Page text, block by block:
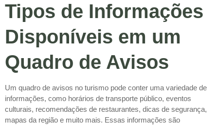
Tipos de Informações
Disponíveis em um
Quadro de Avisos
Um quadro de avisos no turismo pode conter uma variedade de
informações, como horários de transporte público, eventos
culturais, recomendações de restaurantes, dicas de segurança,
mapas da região e muito mais. Essas informações são